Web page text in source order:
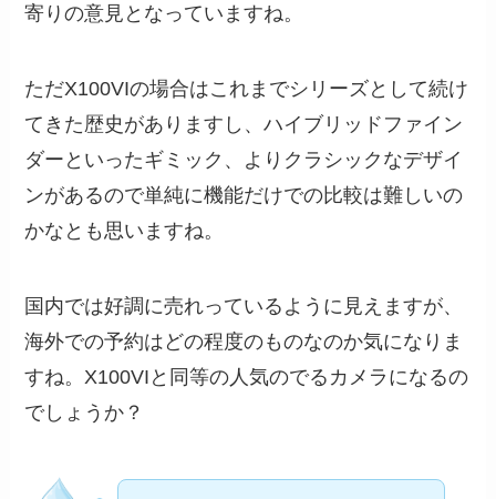
寄りの意見となっていますね。
ただX100VIの場合はこれまでシリーズとして続け
てきた歴史がありますし、ハイブリッドファイン
ダーといったギミック、よりクラシックなデザイ
ンがあるので単純に機能だけでの比較は難しいの
かなとも思いますね。
国内では好調に売れっているように見えますが、
海外での予約はどの程度のものなのか気になりま
すね。X100VIと同等の人気のでるカメラになるの
でしょうか？